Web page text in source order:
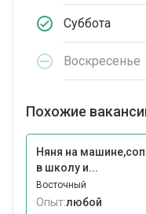
Суббота
Воскресенье
Похожие
Няня на
в школу и...
Восточный
Опыт:любой